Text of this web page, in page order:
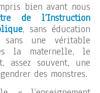
bien avant nous
de l’Instruction
, sans éducation
sans une véritable
la maternelle, le
assez souvent, une
des monstres.